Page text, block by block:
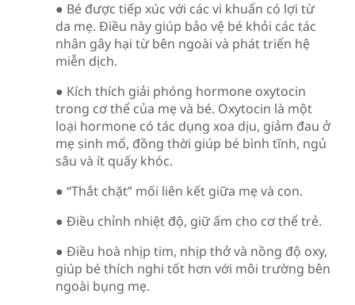
● Bé được tiếp xúc với các vi khuẩn có lợi từ
da mẹ. Điều này giúp bảo vệ bé khỏi các tác
nhân gây hại từ bên ngoài và phát triển hệ
miễn dịch.
● Kích thích giải phóng hormone oxytocin
trong cơ thể của mẹ và bé. Oxytocin là một
loại hormone có tác dụng xoa dịu, giảm đau ở
mẹ sinh mổ, đồng thời giúp bé bình tĩnh, ngủ
sâu và ít quấy khóc.
● “Thắt chặt” mối liên kết giữa mẹ và con.
● Điều chỉnh nhiệt độ, giữ ấm cho cơ thể trẻ.
● Điều hoà nhịp tim, nhịp thở và nồng độ oxy,
giúp bé thích nghi tốt hơn với môi trường bên
ngoài bụng mẹ.